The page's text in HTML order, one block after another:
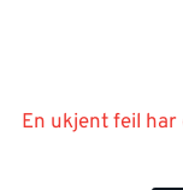
En ukjent feil